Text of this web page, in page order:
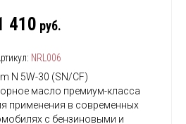
410 руб.
NRL006
N 5W-30 (SN/CF)
масло премиум-класса
применения в современных
с бензиновыми и